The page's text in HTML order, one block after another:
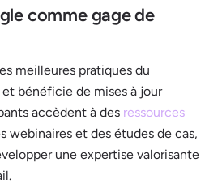
comme gage de
meilleures pratiques du
bénéficie de mises à jour
accèdent à des ressources
webinaires et des études de cas,
une expertise valorisante